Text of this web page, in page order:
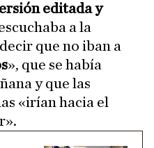
editada y
a la
que no iban a
», que se había
y que las
«irían hacia el